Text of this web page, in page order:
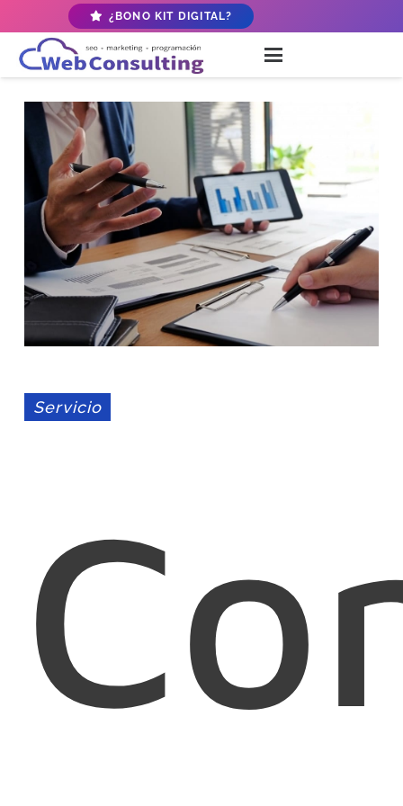
¿BONO KIT DIGITAL?
Servicio